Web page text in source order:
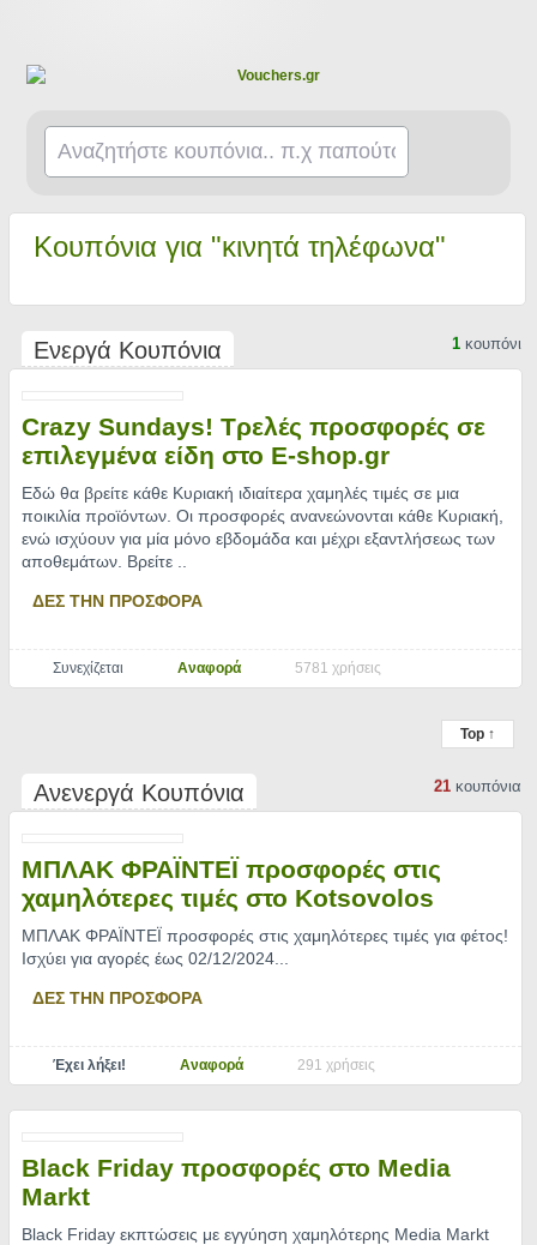
Κουπόνια για "κινητά τηλέφωνα"
Ενεργά Κουπόνια 1κουπόνι
Crazy Sundays! Τρελές προσφορές σε
επιλεγμένα είδη στο E-shop.gr
Εδώ θα βρείτε κάθε Κυριακή ιδιαίτερα χαμηλές τιμές σε μια
ποικιλία προϊόντων. Οι προσφορές ανανεώνονται κάθε Κυριακή,
ενώ ισχύουν για μία μόνο εβδομάδα και μέχρι εξαντλήσεως των
αποθεμάτων. Βρείτε
ΔΕΣ ΤΗΝ ΠΡΟΣΦΟΡΑ
Συνεχίζεται Αναφορά 5781 χρήσεις
Top ↑
Ανενεργά Κουπόνια 21κουπόνια
ΜΠΛΑΚ ΦΡΑΪΝΤΕΪ προσφορές στις
χαμηλότερες τιμές στο Kotsovolos
ΜΠΛΑΚ ΦΡΑΪΝΤΕΪ προσφορές στις χαμηλότερες τιμές για φέτος!
Ισχύει για αγορές έως 02/12/2024.
ΔΕΣ ΤΗΝ ΠΡΟΣΦΟΡΑ
Έχει λήξει! Αναφορά 291 χρήσεις
Black Friday προσφορές στο Media
Markt
Black Friday εκπτώσεις με εγγύηση χαμηλότερης Media Markt